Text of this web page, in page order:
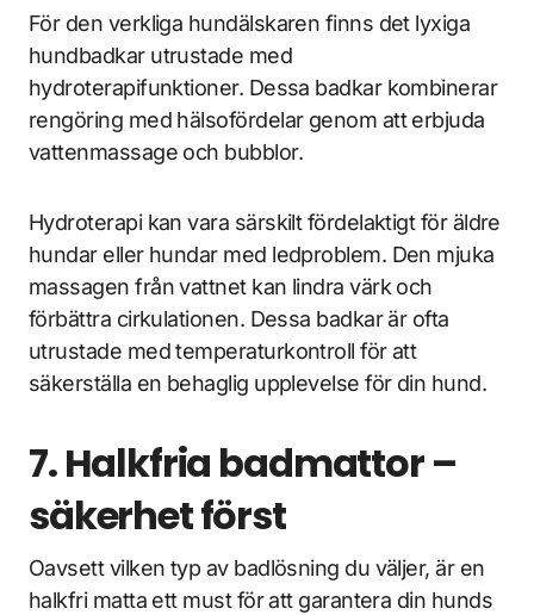
För den verkliga hundälskaren finns det lyxiga
hundbadkar utrustade med
hydroterapifunktioner. Dessa badkar kombinerar
rengöring med hälsofördelar genom att erbjuda
vattenmassage och bubblor.
Hydroterapi kan vara särskilt fördelaktigt för äldre
hundar eller hundar med ledproblem. Den mjuka
massagen från vattnet kan lindra värk och
förbättra cirkulationen. Dessa badkar är ofta
utrustade med temperaturkontroll för att
säkerställa en behaglig upplevelse för din hund.
7. Halkfria badmattor –
säkerhet först
Oavsett vilken typ av badlösning du väljer, är en
halkfri matta ett must för att garantera din hunds